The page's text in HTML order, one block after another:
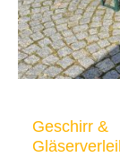
Geschirr &